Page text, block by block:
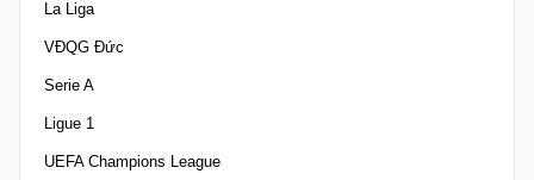
La Liga
VĐQG Đức
Serie A
Ligue 1
UEFA Champions League